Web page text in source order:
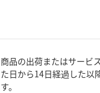
商品の出荷またはサービ
た日から14日経過した以
す。